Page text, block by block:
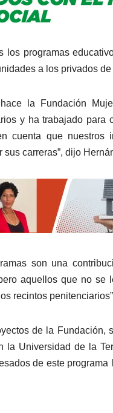
los programas
a los privados
hace la Fundación
y ha trabajado
cuenta que
carreras”, dijo
son una
aquellos que no
recintos
de la
la Universidad de la
de este